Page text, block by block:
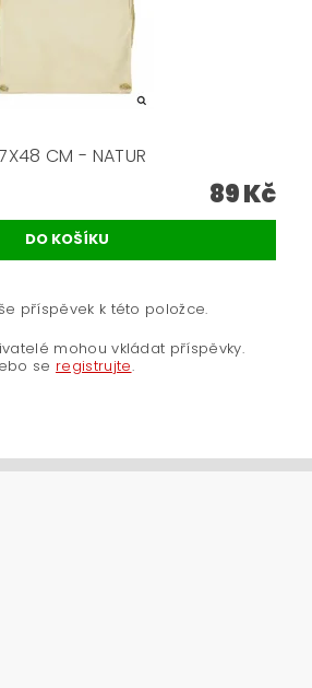
CM - NATUR
89 Kč
příspěvek k této položce.
mohou vkládat příspěvky.
se registrujte.